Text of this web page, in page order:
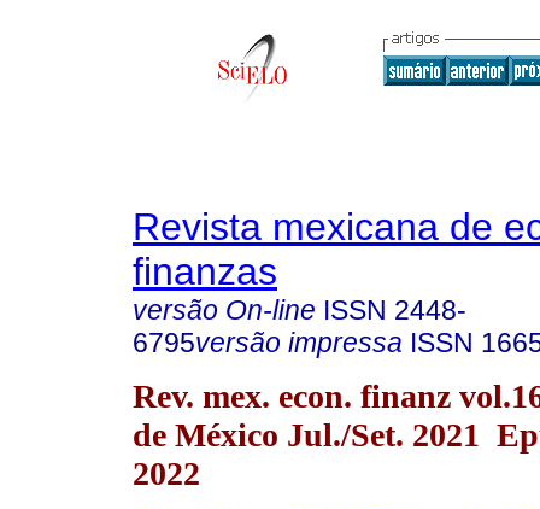
Revista mexicana de
finanzas
versão On-line ISSN 2448-
6795versão impressa ISSN
Rev. mex. econ. finanz
de México Jul./Set. 2021
2022